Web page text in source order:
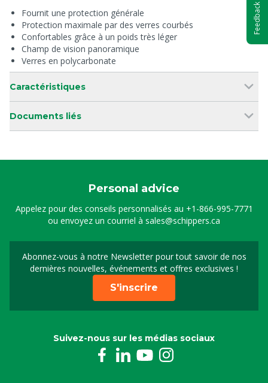
Fournit une protection générale
Protection maximale par des verres courbés
Confortables grâce à un poids très léger
Champ de vision panoramique
Verres en polycarbonate
Caractéristiques
Documents liés
Personal advice
Appelez pour des conseils personnalisés au +1-866-995-7771
ou envoyez un courriel à sales@schippers.ca
Abonnez-vous à notre Newsletter pour tout savoir de nos
dernières nouvelles, événements et offres exclusives !
Sign up for our
S'inscrire
Suivez-nous sur les médias sociaux
Feedback